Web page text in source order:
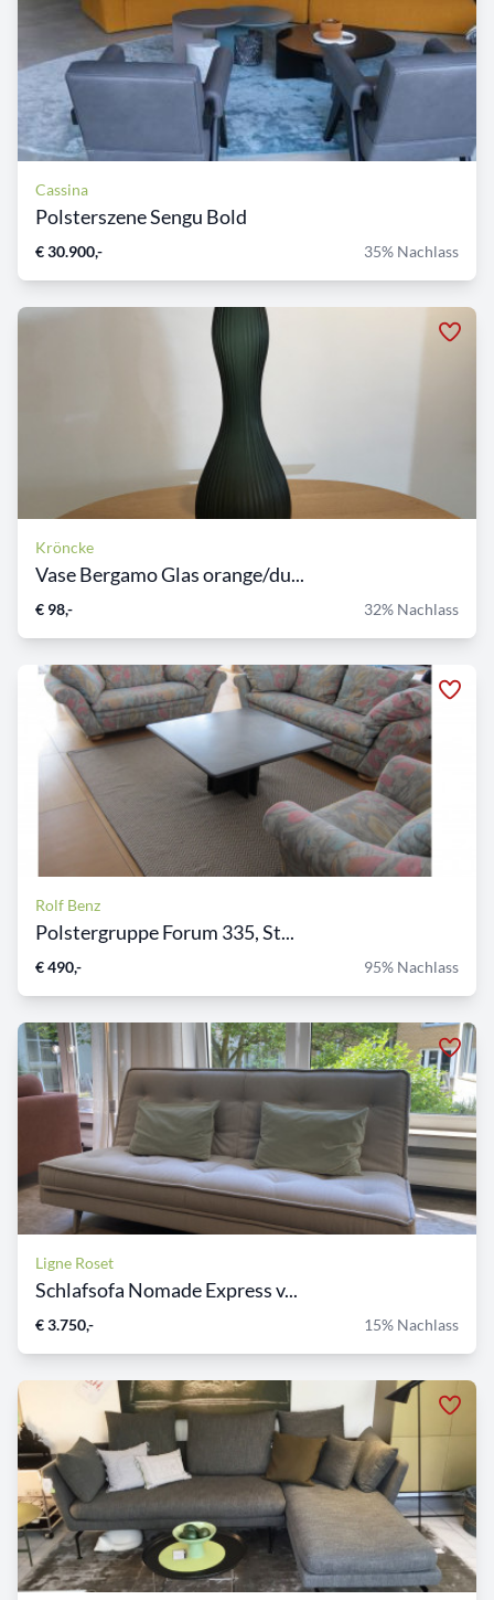
Cassina
Polsterszene Sengu Bold
€ 30.900,- 35% Nachlass
Kröncke
Vase Bergamo Glas orange/du...
€ 98,- 32% Nachlass
Rolf Benz
Polstergruppe Forum 335, St...
€ 490,- 95% Nachlass
Ligne Roset
Schlafsofa Nomade Express v...
€ 3.750,- 15% Nachlass